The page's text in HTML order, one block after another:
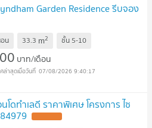
Garden Residence รีบจอง
น 33.3 m2 ชั้น 5-10
บาท/เดือน
07/08/2026 9:40:17
ดทำเลดี ราคาพิเศษ โครงการ ไซ